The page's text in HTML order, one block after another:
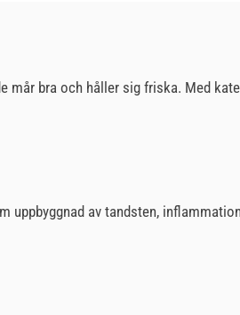
mår bra och håller sig friska. Med
uppbyggnad av tandsten,